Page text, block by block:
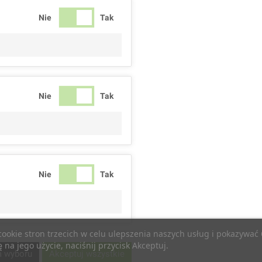
stron trzecich w celu ulepszenia naszych usług i
jego użycie, naciśnij przycisk Akceptuj.
Nie Tak
Nie Tak
Nie Tak
Nie Tak
wyboru Akceptuj wszystkie